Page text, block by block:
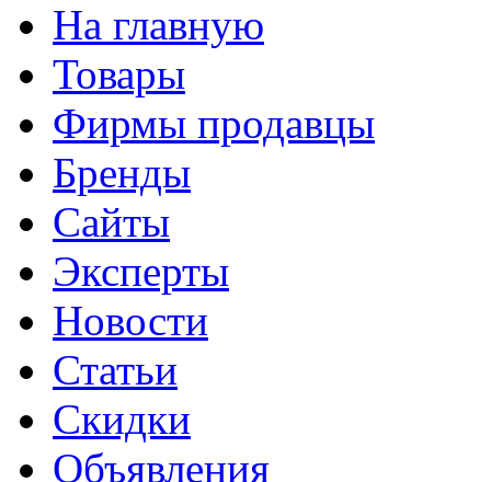
На главную
Товары
Фирмы продавцы
Бренды
Сайты
Эксперты
Новости
Статьи
Скидки
Объявления